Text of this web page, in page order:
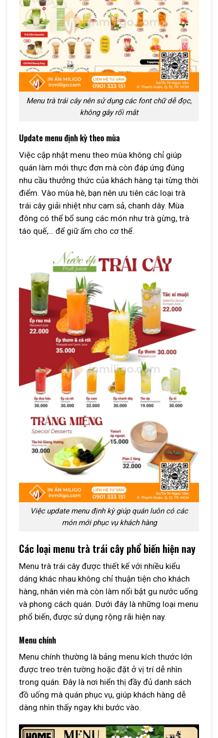
Menu trà trái cây nên sử dụng các font chữ dễ đọc,
không gây rối mắt
Update menu định kỳ theo mùa
Việc cập nhật menu theo mùa không chỉ giúp
quán làm mới thực đơn mà còn đáp ứng đúng
nhu cầu thưởng thức của khách hàng tại từng thời
điểm. Vào mùa hè, bạn nên ưu tiên các loại trà
trái cây giải nhiệt như cam sả, chanh dây. Mùa
đông có thể bổ sung các món như trà gừng, trà
táo quế,… để giữ ấm cho cơ thể.
Việc update menu định kỳ giúp quán luôn có các
món mới phục vụ khách hàng
Các loại menu trà trái cây phổ biến hiện nay
Menu trà trái cây được thiết kế với nhiều kiểu
dáng khác nhau không chỉ thuận tiện cho khách
hàng, nhân viên mà còn làm nổi bật gu nước uống
và phong cách quán. Dưới đây là những loại menu
phổ biến, được sử dụng rộng rãi hiện nay.
Menu chính
Menu chính thường là bảng menu kích thước lớn
được treo trên tường hoặc đặt ở vị trí dễ nhìn
trong quán. Đây là nơi hiển thị đầy đủ danh sách
đồ uống mà quán phục vụ, giúp khách hàng dễ
dàng nhìn thấy ngay khi bước vào.